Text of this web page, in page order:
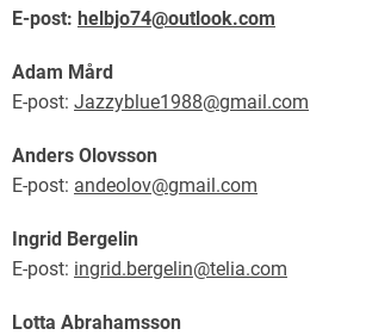
E-post: helbjo74@outlook.com
Adam Mård
E-post: Jazzyblue1988@gmail.com
Anders Olovsson
E-post: andeolov@gmail.com
Ingrid Bergelin
E-post: ingrid.bergelin@telia.com
Lotta Abrahamsson